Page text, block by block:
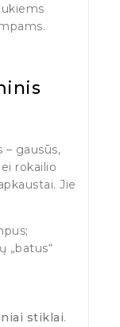
– gausūs,
rokailio
Jie
„batus“
stiklai.